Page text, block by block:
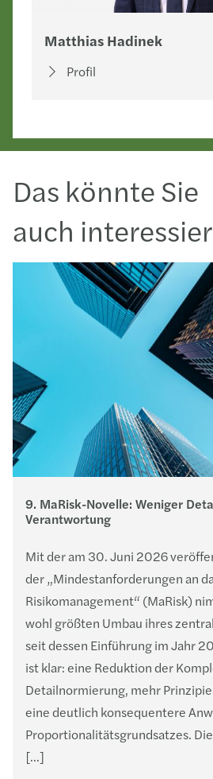
Matthias Hadinek
Profil
Das könnte Sie
auch
9. MaRisk-Novelle: Weniger
Verantwortung
Mit der am 30. Juni 2026
der „Mindestanforderungen an
Risikomanagement“ (MaRisk)
wohl größten Umbau ihres
seit dessen Einführung im Jahr
ist klar: eine Reduktion der
Detailnormierung, mehr
eine deutlich konsequentere
Proportionalitätsgrundsatzes.
[…]